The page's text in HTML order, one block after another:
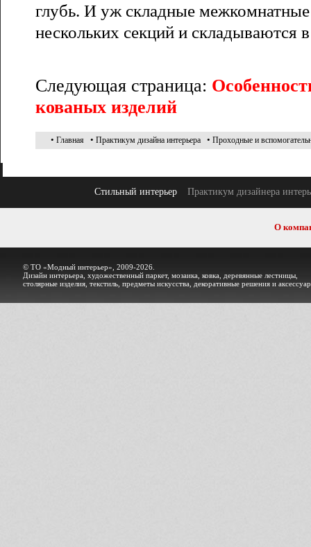
глубь. И уж складные межкомнатные
нескольких секций и складываются
Следующая страница:
кованых изделий
• Главная • Практикум дизайна интерьера • Проходные и
Стильный интерьер Практикум дизайнера
О
© ТО «Модный интерьер», 2009-2026.
Дизайн интерьера, художественный паркет, мозаика, ковка, деревянные лестницы,
столярные изделия, текстиль, предметы искусства, декоративные решения и